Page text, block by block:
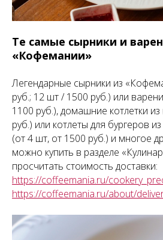
Те самые сырники и
«Кофемании»
Легендарные сырники из
руб.; 12 шт / 1500 руб.) или
1100 руб.), домашние котлетки
руб.) или котлеты для бургеров
(от 4 шт, от 1500 руб.) и многое
можно купить в разделе
просчитать стоимость доставки:
https://coffeemania.ru/
https://coffeemania.ru/about/